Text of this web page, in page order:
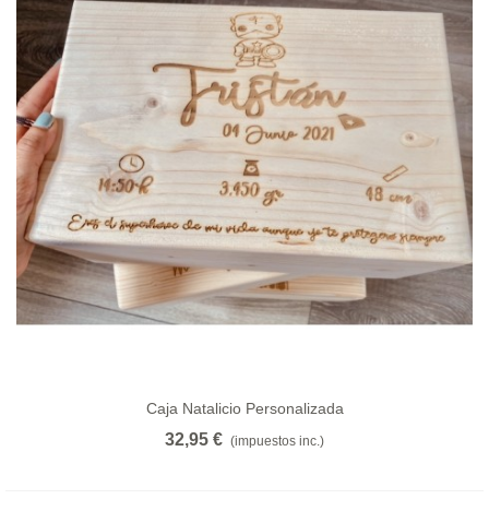
Caja Natalicio Personalizada
32,95 € (impuestos inc.)